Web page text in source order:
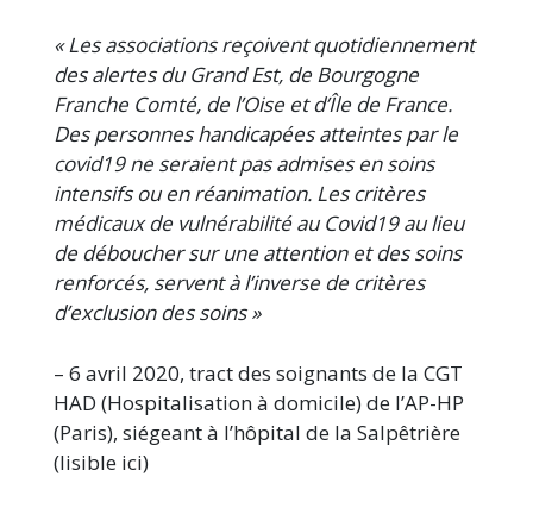
« Les associations reçoivent quotidiennement
des alertes du Grand Est, de Bourgogne
Franche Comté, de l’Oise et d’Île de France.
Des personnes handicapées atteintes par le
covid19 ne seraient pas admises en soins
intensifs ou en réanimation. Les critères
médicaux de vulnérabilité au Covid19 au lieu
de déboucher sur une attention et des soins
renforcés, servent à l’inverse de critères
d’exclusion des soins »
– 6 avril 2020, tract des soignants de la CGT
HAD (Hospitalisation à domicile) de l’AP-HP
(Paris), siégeant à l’hôpital de la Salpêtrière
(lisible ici)